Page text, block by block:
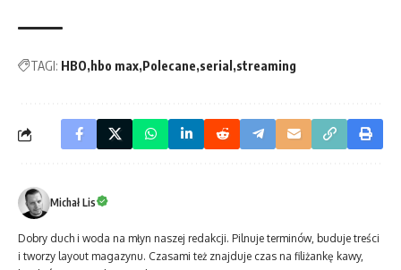
TAGI: HBO hbo max Polecane serial streaming
Michał Lis
Dobry duch i woda na młyn naszej redakcji. Pilnuje terminów, buduje treści
i tworzy layout magazynu. Czasami też znajduje czas na filiżankę kawy,